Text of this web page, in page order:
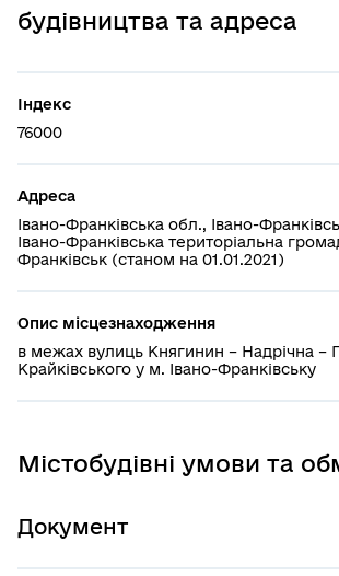
будівництва та адреса
Індекс
76000
Адреса
Івано-Франківська обл., Івано-
Івано-Франківська територіальна
Франківськ (станом на 01.01.2021)
Опис місцезнаходження
в межах вулиць Княгинин – Надрічна –
Крайківського у м. Івано-Франківську
Містобудівні умови та
Документ